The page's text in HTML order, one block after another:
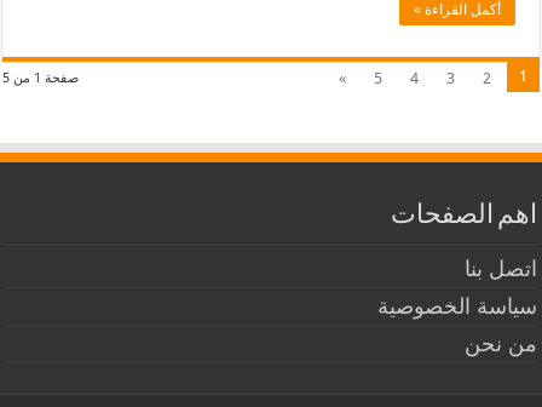
أكمل القراءة »
صفحة 1 من 5 1
2
3
4
5
»
اهم الصفحات
اتصل بنا
سياسة الخصوصية
من نحن